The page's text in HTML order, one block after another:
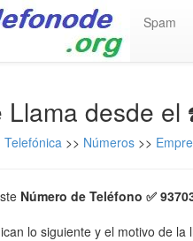
Spam
Llama desde
Telefónica >> Números >>
Número de Teléfono ✅
lo siguiente y el motivo de la